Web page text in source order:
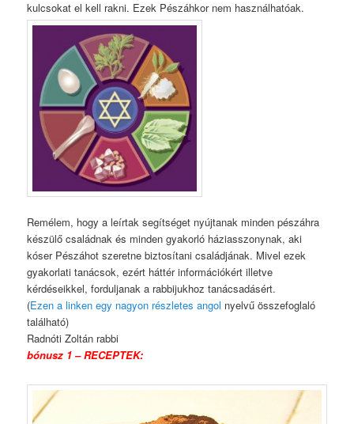
kulcsokat el kell rakni. Ezek Pészáhkor nem használhatóak.
Remélem, hogy a leírtak segítséget nyújtanak minden pészáhra
készülő családnak és minden gyakorló háziasszonynak, aki
kóser Pészáhot szeretne biztosítani családjának. Mivel ezek
gyakorlati tanácsok, ezért háttér információkért illetve
kérdéseikkel, forduljanak a rabbijukhoz tanácsadásért.
(Ezen a linken egy nagyon részletes angol nyelvű összefoglaló
található)
Radnóti Zoltán rabbi
bónusz 1 – RECEPTEK: